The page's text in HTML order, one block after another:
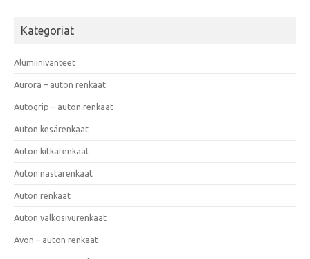
Kategoriat
Alumiinivanteet
Aurora – auton renkaat
Autogrip – auton renkaat
Auton kesärenkaat
Auton kitkarenkaat
Auton nastarenkaat
Auton renkaat
Auton valkosivurenkaat
Avon – auton renkaat